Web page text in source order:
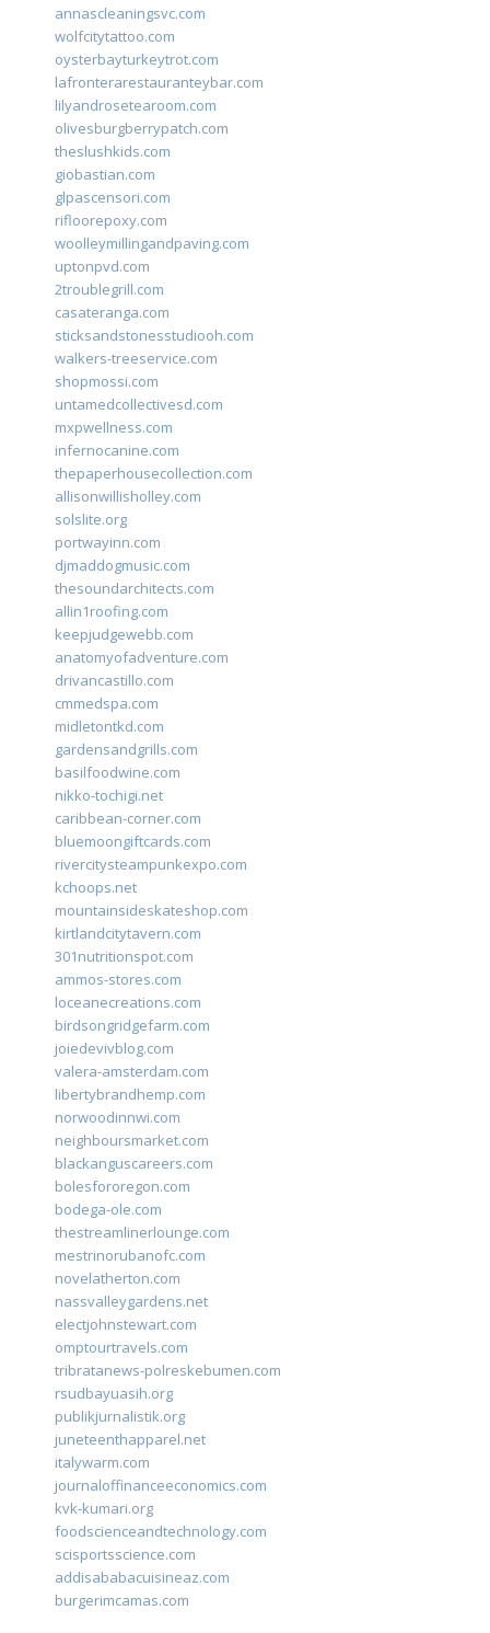
annascleaningsvc.com
wolfcitytattoo.com
oysterbayturkeytrot.com
lafronterarestauranteybar.com
lilyandrosetearoom.com
olivesburgberrypatch.com
theslushkids.com
giobastian.com
glpascensori.com
rifloorepoxy.com
woolleymillingandpaving.com
uptonpvd.com
2troublegrill.com
casateranga.com
sticksandstonesstudiooh.com
walkers-treeservice.com
shopmossi.com
untamedcollectivesd.com
mxpwellness.com
infernocanine.com
thepaperhousecollection.com
allisonwillisholley.com
solslite.org
portwayinn.com
djmaddogmusic.com
thesoundarchitects.com
allin1roofing.com
keepjudgewebb.com
anatomyofadventure.com
drivancastillo.com
cmmedspa.com
midletontkd.com
gardensandgrills.com
basilfoodwine.com
nikko-tochigi.net
caribbean-corner.com
bluemoongiftcards.com
rivercitysteampunkexpo.com
kchoops.net
mountainsideskateshop.com
kirtlandcitytavern.com
301nutritionspot.com
ammos-stores.com
loceanecreations.com
birdsongridgefarm.com
joiedevivblog.com
valera-amsterdam.com
libertybrandhemp.com
norwoodinnwi.com
neighboursmarket.com
blackanguscareers.com
bolesfororegon.com
bodega-ole.com
thestreamlinerlounge.com
mestrinorubanofc.com
novelatherton.com
nassvalleygardens.net
electjohnstewart.com
omptourtravels.com
tribratanews-polreskebumen.com
rsudbayuasih.org
publikjurnalistik.org
juneteenthapparel.net
italywarm.com
journaloffinanceeconomics.com
kvk-kumari.org
foodscienceandtechnology.com
scisportsscience.com
addisababacuisineaz.com
burgerimcamas.com